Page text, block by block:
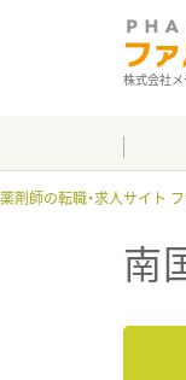
株式会社
薬剤師の転職・求人サイト
南